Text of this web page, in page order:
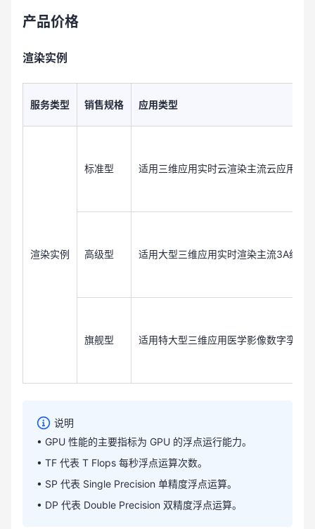
产品价格
渲染实例
服务类型 销售规格 应用类型
渲染实例
标准型 适用三维应用实时云渲染主流云应用
高级型 适用大型三维应用实时渲染主流3A级云
旗舰型 适用特大型三维应用医学影像数字孪生
说明
• GPU 性能的主要指标为 GPU 的浮点运行能力。
• TF 代表 T Flops 每秒浮点运算次数。
• SP 代表 Single Precision 单精度浮点运算。
• DP 代表 Double Precision 双精度浮点运算。